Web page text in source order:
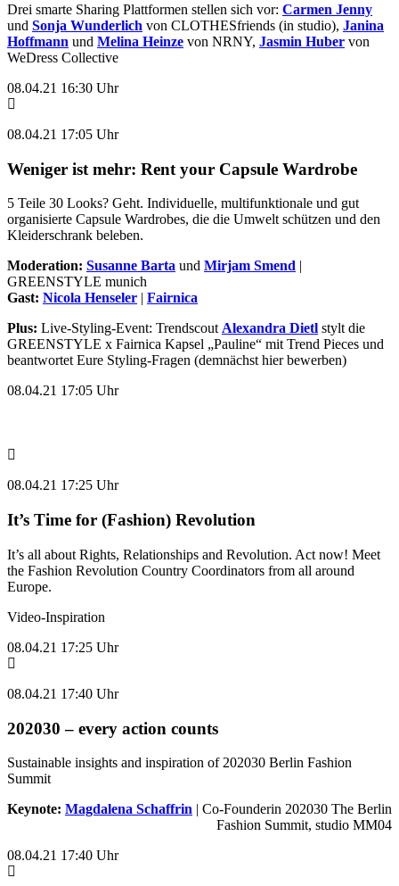
Drei smarte Sharing Plattformen stellen sich vor: Carmen Jenny
und Sonja Wunderlich von CLOTHESfriends (in studio), Janina
Hoffmann und Melina Heinze von NRNY, Jasmin Huber von
WeDress Collective
08.04.21 16:30 Uhr
08.04.21 17:05 Uhr
Weniger ist mehr: Rent your Capsule Wardrobe
5 Teile 30 Looks? Geht. Individuelle, multifunktionale und gut
organisierte Capsule Wardrobes, die die Umwelt schützen und den
Kleiderschrank beleben.
Moderation: Susanne Barta und Mirjam Smend
GREENSTYLE munich
Gast: Nicola Henseler
Fairnica
Plus: Live-Styling-Event: TrendscoutAlexandra Dietl stylt die
GREENSTYLE x Fairnica Kapsel „Pauline“ mit Trend Pieces und
beantwortet Eure Styling-Fragen (demnächst hier bewerben)
08.04.21 17:05 Uhr
08.04.21 17:25 Uhr
It’s Time for (Fashion) Revolution
It’s all about Rights, Relationships and Revolution. Act now! Meet
the Fashion Revolution Country Coordinators from all around
Europe.
Video-Inspiration
08.04.21 17:25 Uhr
08.04.21 17:40 Uhr
202030 – every action counts
Sustainable insights and inspiration of 202030 Berlin Fashion
Summit
Keynote: Magdalena Schaffrin | Co-Founderin 202030 The Berlin
Fashion Summit, studio MM04
08.04.21 17:40 Uhr